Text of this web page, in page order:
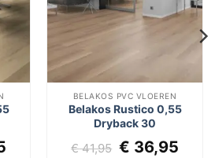
Huidige
BELAKOS PVC VLOEREN
Belakos Rustico 0,55
Dryback 30
€41,95 € 36,95